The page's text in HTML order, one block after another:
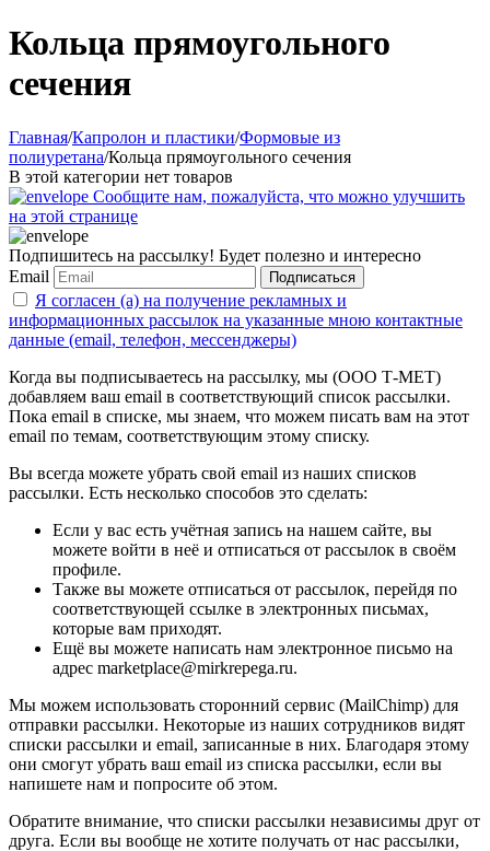
Кольца прямоугольного
сечения
Главная/Капролон и пластики/Формовые из
полиуретана/Кольца прямоугольного сечения
В этой категории нет товаров
Сообщите нам, пожалуйста, что можно улучшить
на этой странице
Подпишитесь на рассылку! Будет полезно и интересно
Email
Подписаться
Я согласен (а) на получение рекламных и
информационных рассылок на указанные мною контактные
данные (email, телефон, мессенджеры)
Когда вы подписываетесь на рассылку, мы (ООО Т-МЕТ)
добавляем ваш email в соответствующий список рассылки.
Пока email в списке, мы знаем, что можем писать вам на этот
email по темам, соответствующим этому списку.
Вы всегда можете убрать свой email из наших списков
рассылки. Есть несколько способов это сделать:
Если у вас есть учётная запись на нашем сайте, вы
можете войти в неё и отписаться от рассылок в своём
профиле.
Также вы можете отписаться от рассылок, перейдя по
соответствующей ссылке в электронных письмах,
которые вам приходят.
Ещё вы можете написать нам электронное письмо на
адрес marketplace@mirkrepega.ru.
Мы можем использовать сторонний сервис (MailChimp) для
отправки рассылки. Некоторые из наших сотрудников видят
списки рассылки и email, записанные в них. Благодаря этому
они смогут убрать ваш email из списка рассылки, если вы
напишете нам и попросите об этом.
Обратите внимание, что списки рассылки независимы друг от
друга. Если вы вообще не хотите получать от нас рассылки,